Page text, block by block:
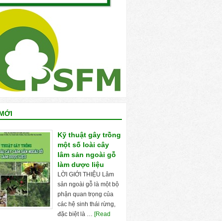
Kỹ thuật gây trồng
một số loài cây
lâm sản ngoài gỗ
làm dược liệu
LỜI GIỚI THIỆU Lâm
sản ngoài gỗ là một bộ
phận quan trọng của
các hệ sinh thái rừng,
đặc biệt là … [Read